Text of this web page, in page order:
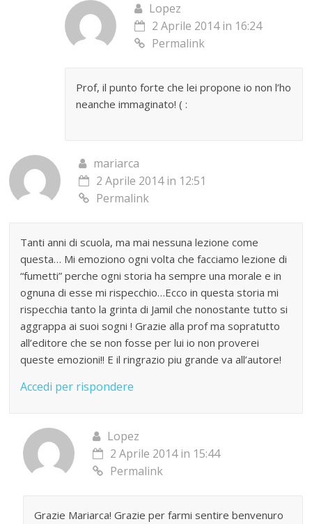
Lopez
2 Aprile 2014 in 16:24
Permalink
Prof, il punto forte che lei propone io non l’ho
neanche immaginato! ( :
mariarca
2 Aprile 2014 in 12:51
Permalink
Tanti anni di scuola, ma mai nessuna lezione come
questa… Mi emoziono ogni volta che facciamo lezione di
“fumetti” perche ogni storia ha sempre una morale e in
ognuna di esse mi rispecchio…Ecco in questa storia mi
rispecchia tanto la grinta di Jamil che nonostante tutto si
aggrappa ai suoi sogni ! Grazie alla prof ma sopratutto
all’editore che se non fosse per lui io non proverei
queste emozioni!! E il ringrazio piu grande va all’autore!
Accedi per rispondere
Lopez
2 Aprile 2014 in 15:44
Permalink
Grazie Mariarca! Grazie per farmi sentire benvenuro